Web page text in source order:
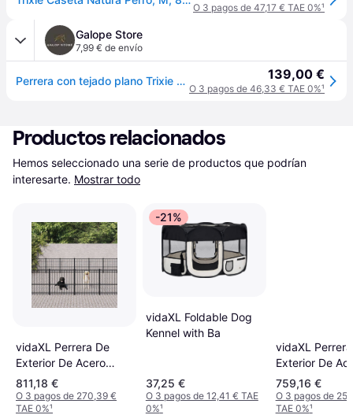
O 3 pagos de 47,17 € TAE 0%¹
Galope Store
7,99 € de envío
Perrera con tejado plano Trixie Classic - Marron 139,00 €
O 3 pagos de 46,33 € TAE 0%¹
Productos relacionados
Hemos seleccionado una serie de productos que podrían
interesarte. Mostrar todo
vidaXL Perrera De
Exterior De Acero
50,81 Mô
811,18 €
O 3 pagos de 270,39 €
TAE 0%¹
-21%
vidaXL Foldable Dog
Kennel with Ba
37,25 €
O 3 pagos de 12,41 € TAE
0%¹
vidaXL
Exterior De
M'B2 - Negro
759,16 €
O 3 pagos de
TAE 0%¹